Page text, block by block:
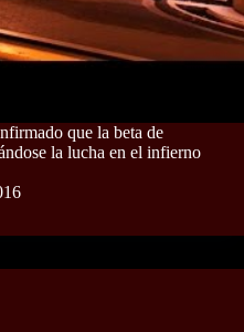
que la beta de
la lucha en el infierno